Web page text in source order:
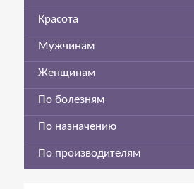
Красота
Мужчинам
Женщинам
По болезням
По назначению
По производителям